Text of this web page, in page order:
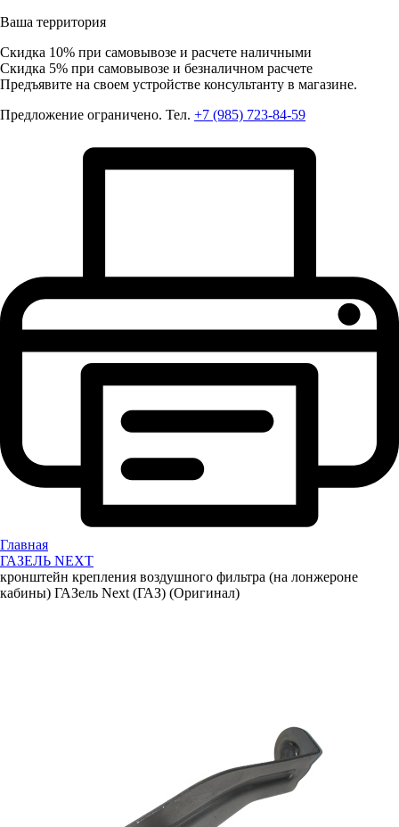
Ваша территория
Скидка 10% при самовывозе и расчете наличными
Скидка 5% при самовывозе и безналичном расчете
Предъявите на своем устройстве консультанту в магазине.
Предложение ограничено. Тел. +7 (985) 723-84-59
Главная
ГАЗЕЛЬ NEXT
кронштейн крепления воздушного фильтра (на лонжероне
кабины) ГАЗель Next (ГАЗ) (Оригинал)